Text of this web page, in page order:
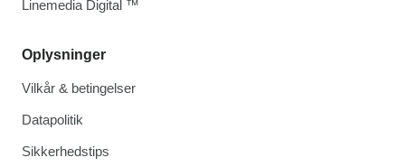
Oplysninger
Vilkår & betingelser
Datapolitik
Sikkerhedstips
Linemedia Digital ™